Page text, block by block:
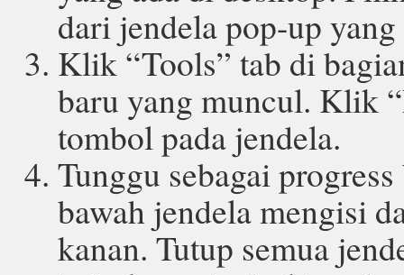
dari jendela pop-up
Klik “Tools” tab di
baru yang muncul. Klik
tombol pada jendela.
Tunggu sebagai
bawah jendela mengisi
kanan. Tutup semua